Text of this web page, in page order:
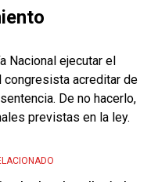
Nacional ejecutar el
acreditar de
De no hacerlo,
previstas en la ley.